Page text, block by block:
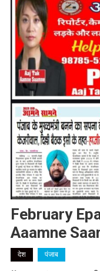
February
Aaamne
देश पंजाब